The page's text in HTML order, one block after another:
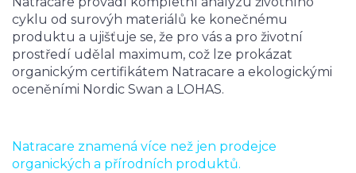
cyklu od surovýh materiálů ke konečnému
produktu a ujišťuje se, že pro vás a pro životní
prostředí udělal maximum, což lze prokázat
organickým certifikátem Natracare a ekologickými
oceněními Nordic Swan a LOHAS.
Natracare znamená více než jen prodejce
organických a přírodních produktů.